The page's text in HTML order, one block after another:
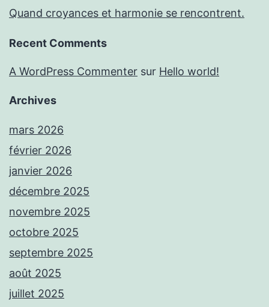
Quand croyances et harmonie se rencontrent.
Recent Comments
A WordPress Commenter sur Hello world!
Archives
mars 2026
février 2026
janvier 2026
décembre 2025
novembre 2025
octobre 2025
septembre 2025
août 2025
juillet 2025